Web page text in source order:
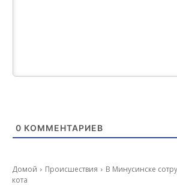
0 КОММЕНТАРИЕВ